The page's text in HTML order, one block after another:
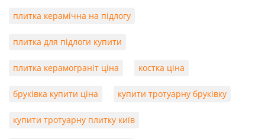
плитка керамічна на підлогу
плитка для підлоги купити
плитка керамограніт ціна костка ціна
бруківка купити ціна купити тротуарну бруківку
купити тротуарну плитку київ